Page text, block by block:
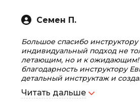
Семен П.
Большое спасибо
индивидуальный подход не
летающим, но и к ожидающим!
благодарность инструктору
детальный инструктаж и
комфортной среды для
огромное спасибо всей
Читать дальше